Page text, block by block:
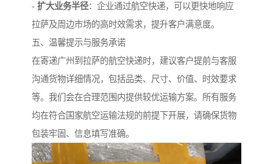
- 扩大业务半径：企业通过航空快递，可以更快地响应
拉萨及周边市场的高时效需求，提升客户满意度。
五、温馨提示与服务承诺
在寄递广州到拉萨的航空快递时，建议客户提前与客服
沟通货物详细情况，包括品类、尺寸、价值、时效要求
等。我们会在合理范围内提供较优运输方案。所有服务
均在符合国家航空运输法规的前提下开展，请确保货物
包装牢固、信息填写准确。